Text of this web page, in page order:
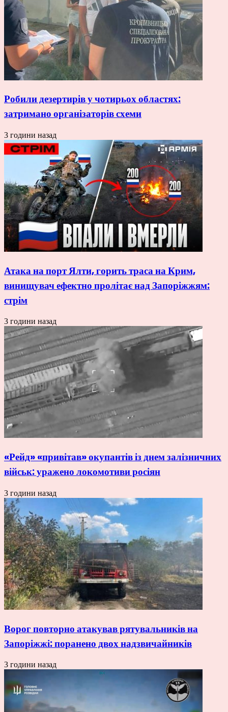
Робили дезертирів у чотирьох областях:
затримано організаторів схеми
3 години назад
Атака на порт Ялти, горить траса на Крим,
винищувач ефектно пролітає над Запоріжжям:
стрім
3 години назад
«Рейд» «привітав» окупантів із днем залізничних
військ: уражено локомотиви росіян
3 години назад
Ворог повторно атакував рятувальників на
Запоріжжі: поранено двох надзвичайників
3 години назад